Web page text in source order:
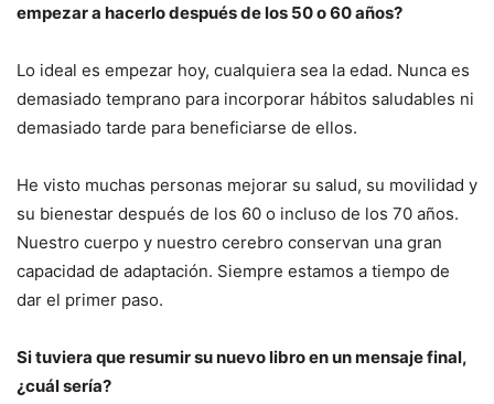
empezar a hacerlo después de los 50 o 60 años?
Lo ideal es empezar hoy, cualquiera sea la edad. Nunca es
demasiado temprano para incorporar hábitos saludables ni
demasiado tarde para beneficiarse de ellos.
He visto muchas personas mejorar su salud, su movilidad y
su bienestar después de los 60 o incluso de los 70 años.
Nuestro cuerpo y nuestro cerebro conservan una gran
capacidad de adaptación. Siempre estamos a tiempo de
dar el primer paso.
Si tuviera que resumir su nuevo libro en un mensaje final,
¿cuál sería?